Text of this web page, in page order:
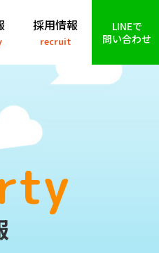
採用情報
recruit
LINEで
問い合わせ